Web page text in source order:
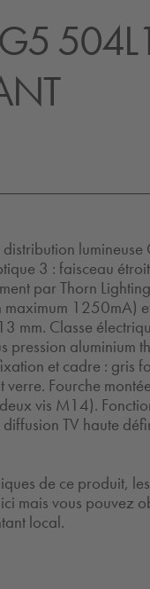
distribution
3 : faisceau
par Thorn
maximum 1250mA)
mm. Classe
pression aluminium
et cadre : gris
Fourche
vis M14).
TV haute
de ce produit,
mais vous pouvez
local.